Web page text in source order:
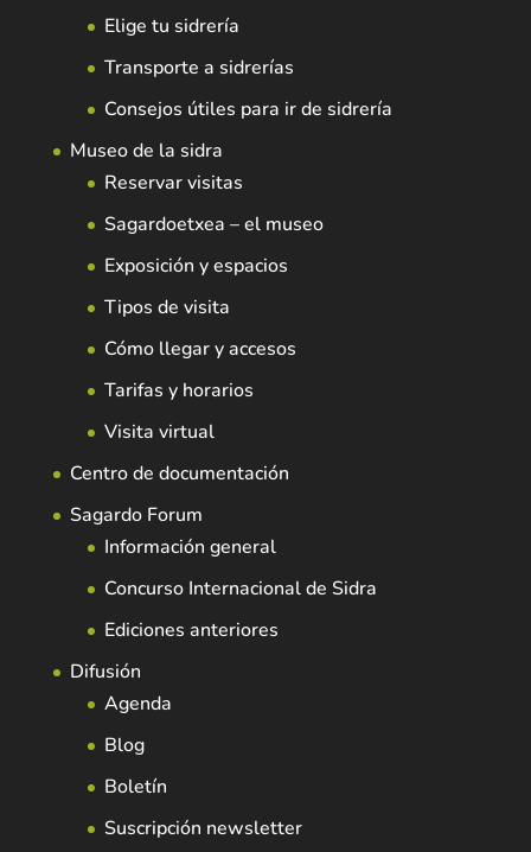
Elige tu sidrería
Transporte a sidrerías
Consejos útiles para ir de sidrería
Museo de la sidra
Reservar visitas
Sagardoetxea – el museo
Exposición y espacios
Tipos de visita
Cómo llegar y accesos
Tarifas y horarios
Visita virtual
Centro de documentación
Sagardo Forum
Información general
Concurso Internacional de Sidra
Ediciones anteriores
Difusión
Agenda
Blog
Boletín
Suscripción newsletter